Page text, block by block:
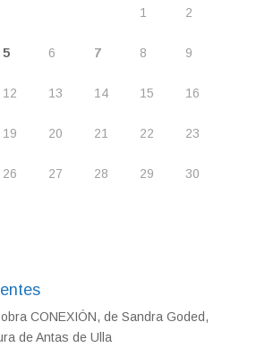
1 2
5 6 7 8 9
12 13 14 15 16
19 20 21 22 23
26 27 28 29 30
CONEXIÓN, de Sandra Goded,
de Antas de Ulla